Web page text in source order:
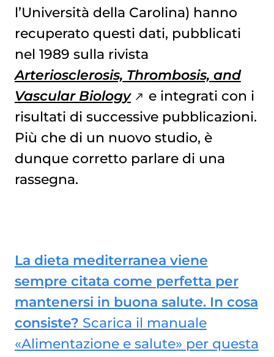
l’Università della Carolina) hanno
recuperato questi dati, pubblicati
nel 1989 sulla rivista
Arteriosclerosis, Thrombosis, and
Vascular Biology
e integrati con i
risultati di successive pubblicazioni.
Più che di un nuovo studio, è
dunque corretto parlare di una
rassegna.
La dieta mediterranea viene
sempre citata come perfetta per
mantenersi in buona salute. In cosa
consiste? Scarica il manuale
«Alimentazione e salute» per questa